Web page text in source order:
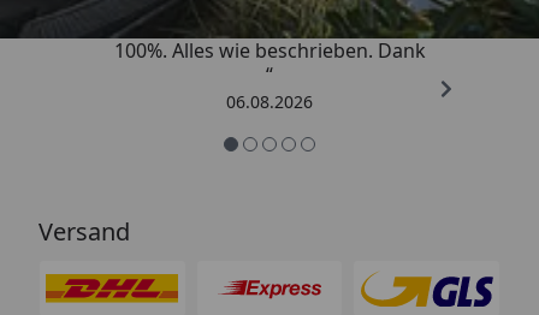
„Super schnell gelifert. Ware passt
100%. Alles wie beschrieben. Dank
“
06.08.2026
Versand